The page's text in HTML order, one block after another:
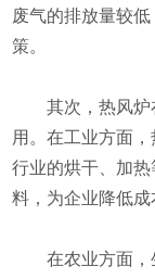
废气的排放量较
策。
其次，热风炉
用。在工业方面
行业的烘干、加
料，为企业降低成
在农业方面，